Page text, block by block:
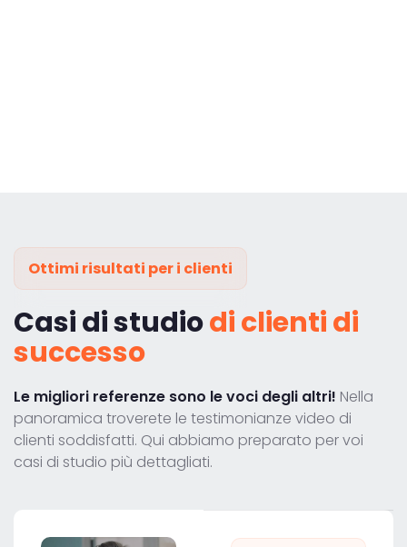
Ottimi risultati per i clienti
Casi di studiodi clienti di
successo
Le migliori referenze sono le voci degli altri! Nella
panoramica troverete le testimonianze video di
clienti soddisfatti. Qui abbiamo preparato per voi
casi di studio più dettagliati.